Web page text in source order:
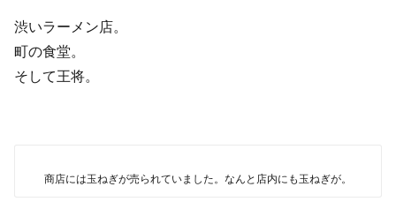
渋いラーメン店。
町の食堂。
そして王将。
商店には玉ねぎが売られていました。なんと店内にも玉ねぎが。